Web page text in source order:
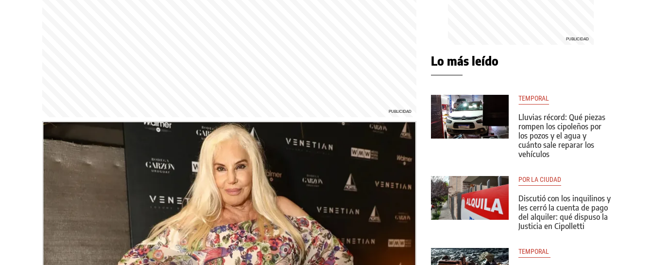
Lo más leído
TEMPORAL
Lluvias récord: Qué piezas
rompen los cipoleños por
los pozos y el agua y
cuánto sale reparar los
vehículos
POR LA CIUDAD
Discutió con los inquilinos y
les cerró la cuenta de pago
del alquiler: qué dispuso la
Justicia en Cipolletti
TEMPORAL